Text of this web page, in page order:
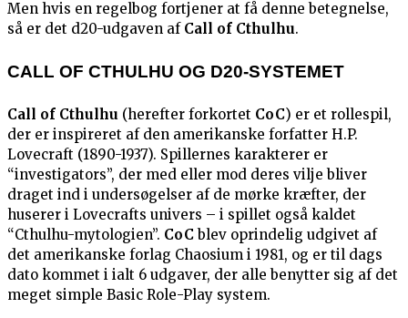
Men hvis en regelbog fortjener at få denne betegnelse,
så er det d20-udgaven af Call of Cthulhu.
CALL OF CTHULHU OG D20-SYSTEMET
Call of Cthulhu (herefter forkortet CoC) er et rollespil,
der er inspireret af den amerikanske forfatter H.P.
Lovecraft (1890-1937). Spillernes karakterer er
“investigators”, der med eller mod deres vilje bliver
draget ind i undersøgelser af de mørke kræfter, der
huserer i Lovecrafts univers – i spillet også kaldet
“Cthulhu-mytologien”. CoCblev oprindelig udgivet af
det amerikanske forlag Chaosium i 1981, og er til dags
dato kommet i ialt 6 udgaver, der alle benytter sig af det
meget simple Basic Role-Play system.